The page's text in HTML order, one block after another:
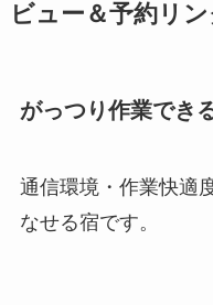
ビュー＆予約リン
がっつり作業でき
通信環境・作業快適
なせる宿です。